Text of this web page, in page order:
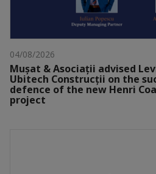
04/08/2026
Mușat & Asociații advised
Ubitech Construcții on the
defence of the new Henri
project